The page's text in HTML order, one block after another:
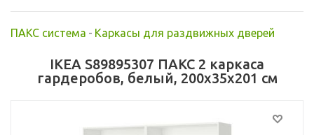
ПАКС система - Каркасы для раздвижных дверей
IKEA S89895307 ПАКС 2 каркаса
гардеробов, белый, 200x35x201 см